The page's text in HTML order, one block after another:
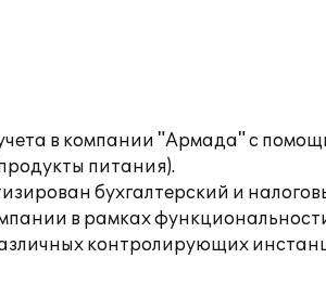
в компании "Армада" с
питания).
бухгалтерский и
в рамках
контролирующих